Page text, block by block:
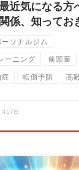
近気になる方
係、知ってお
ーソナルジム
ーニング 前頭葉
転倒予防 高
17日